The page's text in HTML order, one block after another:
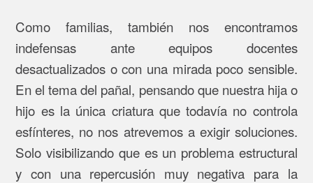
Como familias, también nos encontramos
indefensas ante equipos docentes
desactualizados o con una mirada poco sensible.
En el tema del pañal, pensando que nuestra hija o
hijo es la única criatura que todavía no controla
esfínteres, no nos atrevemos a exigir soluciones.
Solo visibilizando que es un problema estructural
y con una repercusión muy negativa para la